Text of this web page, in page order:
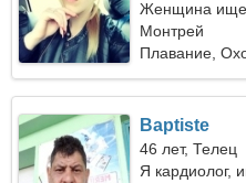
Женщина
Монтрей
Плавание,
Baptiste
46 лет, Телец
Я кардиолог,